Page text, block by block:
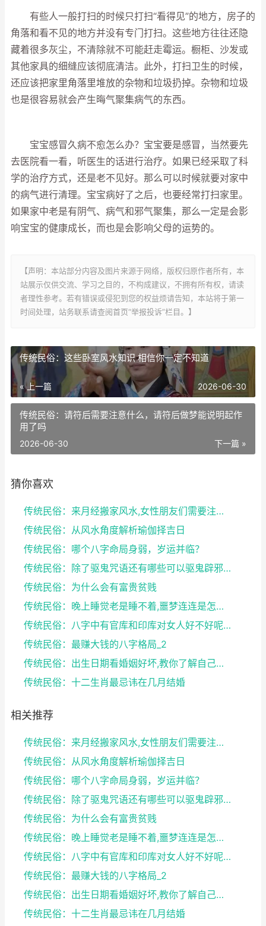
有些人一般打扫的时候只打扫“看得见”的地方，房子的
角落和看不见的地方并没有专门打扫。这些地方往往还隐
藏着很多灰尘，不清除就不可能赶走霉运。橱柜、沙发或
其他家具的细缝应该彻底清洁。此外，打扫卫生的时候，
还应该把家里角落里堆放的杂物和垃圾扔掉。杂物和垃圾
也是很容易就会产生晦气聚集病气的东西。
宝宝感冒久病不愈怎么办？宝宝要是感冒，当然要先
去医院看一看，听医生的话进行治疗。如果已经采取了科
学的治疗方式，还是老不见好。那么可以时候就要对家中
的病气进行清理。宝宝病好了之后，也要经常打扫家里。
如果家中老是有阴气、病气和邪气聚集，那么一定是会影
响宝宝的健康成长，而也是会影响父母的运势的。
【声明：本站部分内容及图片来源于网络，版权归原作者所有，本
站展示仅供交流、学习之目的，不构成建议，不拥有所有权，请读
者理性参考。若有错误或侵犯到您的权益烦请告知，本站将于第一
时间处理，站务联系请查阅首页“举报投诉”栏目。】
传统民俗：这些卧室风水知识 相信你一定不知道
« 上一篇 2026-06-30
传统民俗：请符后需要注意什么，请符后做梦能说明起作
用了吗
下一篇 »
2026-06-30
猜你喜欢
传统民俗：来月经搬家风水,女性朋友们需要注意了
传统民俗：从风水角度解析瑜伽择吉日
传统民俗：哪个八字命局身弱，岁运并临？
传统民俗：除了驱鬼咒语还有哪些可以驱鬼辟邪的方法？...
传统民俗：为什么会有富贵贫贱
传统民俗：晚上睡觉老是睡不着,噩梦连连是怎么回事
传统民俗：八字中有官库和印库对女人好不好呢？赶快收...
传统民俗：最赚大钱的八字格局_2
传统民俗：出生日期看婚姻好坏,教你了解自己未来的婚...
传统民俗：十二生肖最忌讳在几月结婚
相关推荐
传统民俗：来月经搬家风水,女性朋友们需要注意了
传统民俗：从风水角度解析瑜伽择吉日
传统民俗：哪个八字命局身弱，岁运并临？
传统民俗：除了驱鬼咒语还有哪些可以驱鬼辟邪的方法？...
传统民俗：为什么会有富贵贫贱
传统民俗：晚上睡觉老是睡不着,噩梦连连是怎么回事
传统民俗：八字中有官库和印库对女人好不好呢？赶快收...
传统民俗：最赚大钱的八字格局_2
传统民俗：出生日期看婚姻好坏,教你了解自己未来的婚...
传统民俗：十二生肖最忌讳在几月结婚